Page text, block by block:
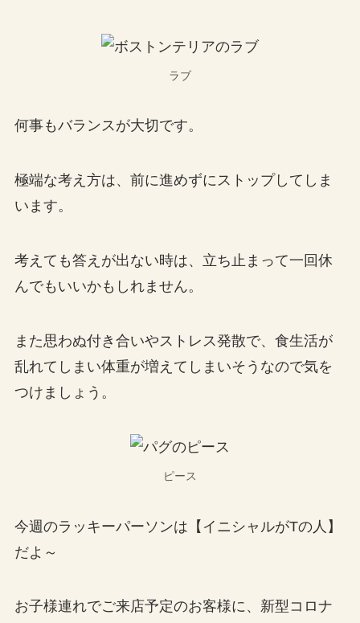
ラブ
何事もバランスが大切です。
極端な考え方は、前に進めずにストップしてしま
います。
考えても答えが出ない時は、立ち止まって一回休
んでもいいかもしれません。
また思わぬ付き合いやストレス発散で、食生活が
乱れてしまい体重が増えてしまいそうなので気を
つけましょう。
ピース
今週のラッキーパーソンは【イニシャルがTの人】
だよ～
お子様連れでご来店予定のお客様に、新型コロナ